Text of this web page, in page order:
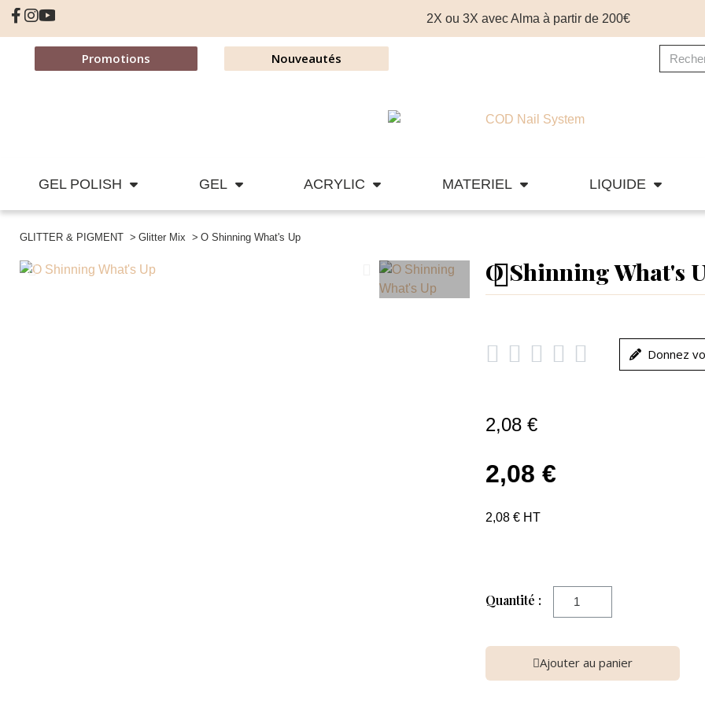
2X ou 3X avec Alma à partir de 200€
Promotions Nouveautés
GEL POLISH GEL ACRYLIC MATERIEL LIQUIDE
GLITTER & PIGMENT Glitter Mix O Shinning What's Up
O Shinning What's
     Donnez
2,08 €
2,08 €
2,08 € HT
Quantité :
Ajouter au panier